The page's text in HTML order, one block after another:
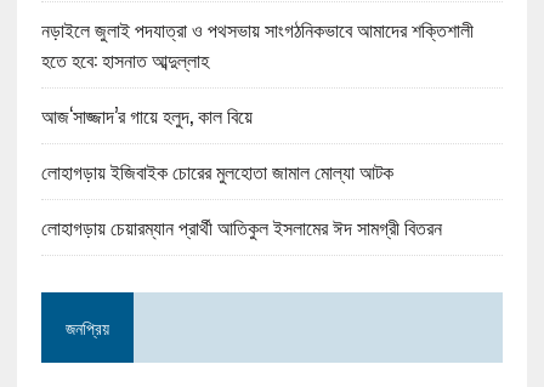
নড়াইলে জুলাই পদযাত্রা ও পথসভায় সাংগঠনিকভাবে আমাদের শক্তিশালী
হতে হবে: হাসনাত আব্দুল্লাহ
আজ‘সাজ্জাদ’র গায়ে হলুদ, কাল বিয়ে
লোহাগড়ায় ইজিবাইক চোরের মুলহোতা জামাল মোল্যা আটক
লোহাগড়ায় চেয়ারম্যান প্রার্থী আতিকুল ইসলামের ঈদ সামগ্রী বিতরন
জনপ্রিয়